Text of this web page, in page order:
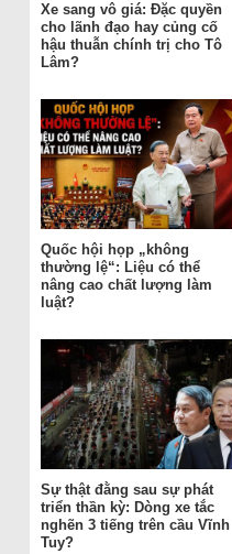
Xe sang vô giá: Đặc quyền
cho lãnh đạo hay củng cố
hậu thuẫn chính trị cho Tô
Lâm?
Quốc hội họp „không
thường lệ“: Liệu có thể
nâng cao chất lượng làm
luật?
Sự thật đằng sau sự phát
triển thần kỳ: Dòng xe tắc
nghẽn 3 tiếng trên cầu Vĩnh
Tuy?